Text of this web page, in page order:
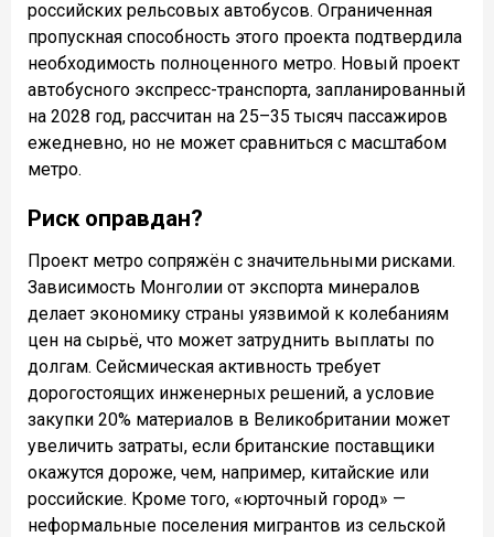
российских рельсовых автобусов. Ограниченная
пропускная способность этого проекта подтвердила
необходимость полноценного метро. Новый проект
автобусного экспресс-транспорта, запланированный
на 2028 год, рассчитан на 25–35 тысяч пассажиров
ежедневно, но не может сравниться с масштабом
метро.
Риск оправдан?
Проект метро сопряжён с значительными рисками.
Зависимость Монголии от экспорта минералов
делает экономику страны уязвимой к колебаниям
цен на сырьё, что может затруднить выплаты по
долгам. Сейсмическая активность требует
дорогостоящих инженерных решений, а условие
закупки 20% материалов в Великобритании может
увеличить затраты, если британские поставщики
окажутся дороже, чем, например, китайские или
российские. Кроме того, «юрточный город» —
неформальные поселения мигрантов из сельской